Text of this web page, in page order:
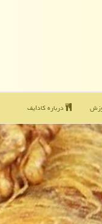
درباره كادایف